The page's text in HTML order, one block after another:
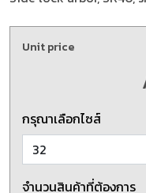
Unit price
กรุณาเลือกไซส์
จำนวนสินค้าที่ต้องการ